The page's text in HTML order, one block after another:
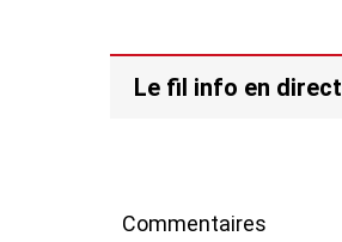
Le fil info en direct
Commentaires